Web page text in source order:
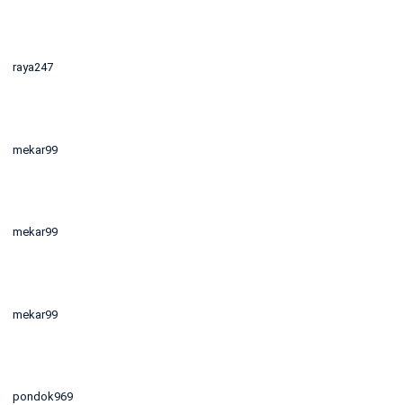
raya247
mekar99
mekar99
mekar99
pondok969